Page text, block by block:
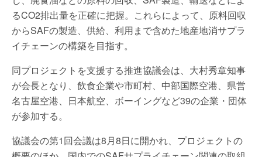
るCO2排出量を正確に把握。これらによって、原料回収
からSAFの製造、供給、利用まで含めた地産地消サプラ
イチェーンの構築を目指す。
同プロジェクトを支援する推進協議会は、大村秀章知事
が会長となり、飲食企業や市町村、中部国際空港、県営
名古屋空港、日本航空、ボーイングなど39の企業・団体
が参加する。
協議会の第1回会議は8月8日に開かれ、プロジェクトの